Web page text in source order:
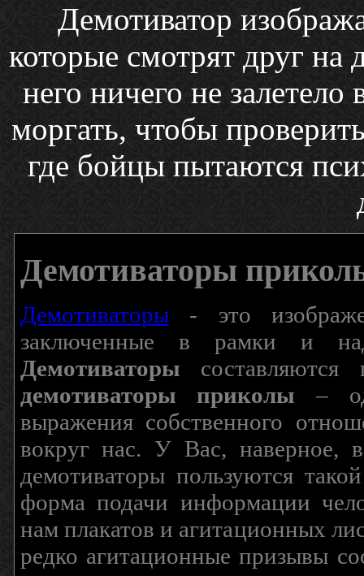
Демотиватор
которые смотрят друг
него ничего не залетело
моргать, чтобы
где бойцы пытаются
Демотиваторы
Демотиваторы- это
заключенные в рамки и
Демотиваторы составляются
демотиваторы приколы –
выражения собственного
вокруг нас. У Вас, наверное,
демотиваторы пользуются
форма подачи информации
нам плакатов и агитационных
редко агитационные призывы